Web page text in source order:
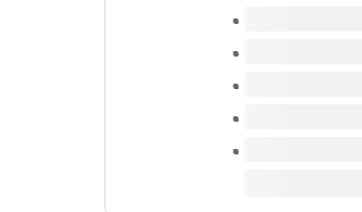
このタイトルの巻号